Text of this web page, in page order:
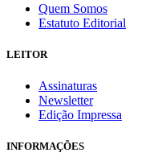
Quem Somos
Estatuto Editorial
LEITOR
Assinaturas
Newsletter
Edição Impressa
INFORMAÇÕES